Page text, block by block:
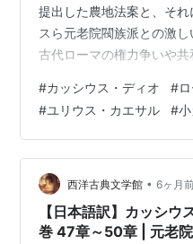
提出した農地法案と、そ
スら元老院閥族派との激し
古代ローマの権力争いや
記事へ »
#カッシウス・ディオ #
#ユリウス・カエサル #
西洋古典文学館 • 6ヶ月
【日本語訳】カッシ
巻 47章～50章 | 元老